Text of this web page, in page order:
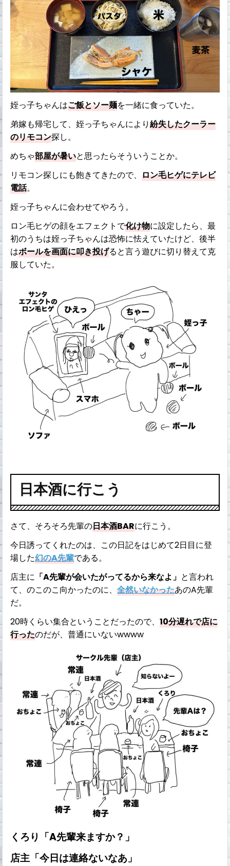
姪っ子ちゃんはご飯とソー麺を一緒に食っていた。
弟嫁も帰宅して、姪っ子ちゃんにより紛失したクーラー
のリモコン探し。
めちゃ部屋が暑いと思ったらそういうことか。
リモコン探しにも飽きてきたので、ロン毛ヒゲにテレビ
電話。
姪っ子ちゃんに会わせてやろう。
ロン毛ヒゲの顔をエフェクトで化け物に設定したら、最
初のうちは姪っ子ちゃんは恐怖に怯えていたけど、後半
はボールを画面に叩き投げると言う遊びに切り替えて克
服していた。
日本酒に行こう
さて、そろそろ先輩の日本酒BARに行こう。
今日誘ってくれたのは、この日記をはじめて2日目に登
場した幻のA先輩である。
店主に 「A先輩が会いたがってるから来なよ」 と言われ
て、のこのこ向かったのに、全然いなかったあのA先輩
だ。
20時くらい集合ということだったので、10分遅れで店に
行ったのだが、普通にいないwwww
くろり「A先輩来ますか？」
店主「今日は連絡ないなあ」